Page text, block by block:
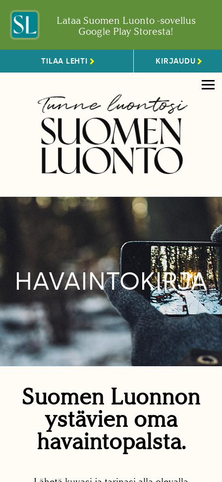
Lataa Suomen Luonto -sovellus
Google Play Storesta!
TILAA LEHTI KIRJAUDU
HAVAINTOKIRJA
Suomen Luonnon
ystävien oma
havaintopalsta.